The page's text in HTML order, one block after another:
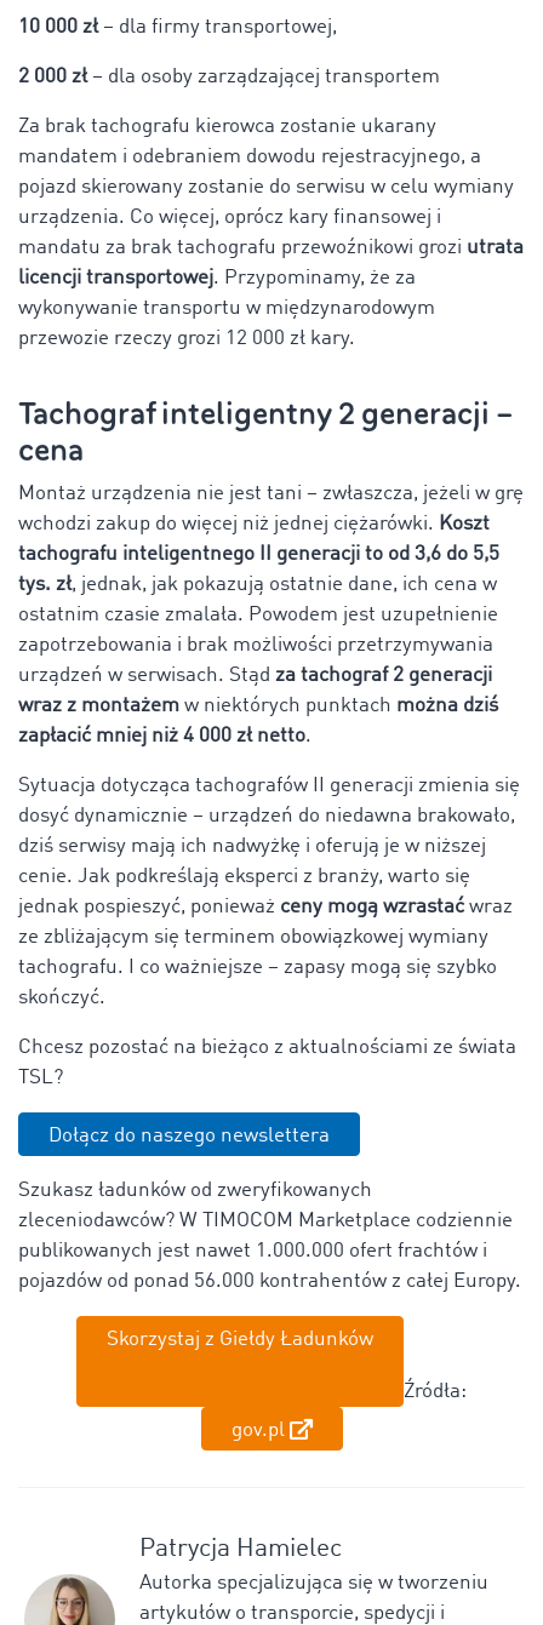
10 000 zł– dla firmy transportowej,
2 000 zł– dla osoby zarządzającej transportem
Za brak tachografu kierowca zostanie ukarany
mandatem i odebraniem dowodu rejestracyjnego, a
pojazd skierowany zostanie do serwisu w celu wymiany
urządzenia. Co więcej, oprócz kary finansowej i
mandatu za brak tachografu przewoźnikowi grozi utrata
licencji transportowej. Przypominamy, że za
wykonywanie transportu w międzynarodowym
przewozie rzeczy grozi 12 000 zł kary.
Tachograf inteligentny 2 generacji –
cena
Montaż urządzenia nie jest tani – zwłaszcza, jeżeli w grę
wchodzi zakup do więcej niż jednej ciężarówki. Koszt
tachografu inteligentnego II generacji to od 3,6 do 5,5
tys. zł, jednak, jak pokazują ostatnie dane, ich cena w
ostatnim czasie zmalała. Powodem jest uzupełnienie
zapotrzebowania i brak możliwości przetrzymywania
urządzeń w serwisach. Stąd za tachograf 2 generacji
wraz z montażem w niektórych punktach można dziś
zapłacić mniej niż 4 000 zł netto.
Sytuacja dotycząca tachografów II generacji zmienia się
dosyć dynamicznie – urządzeń do niedawna brakowało,
dziś serwisy mają ich nadwyżkę i oferują je w niższej
cenie. Jak podkreślają eksperci z branży, warto się
jednak pospieszyć, ponieważ ceny mogą wzrastaćwraz
ze zbliżającym się terminem obowiązkowej wymiany
tachografu. I co ważniejsze – zapasy mogą się szybko
skończyć.
Chcesz pozostać na bieżąco z aktualnościami ze świata
TSL?
Dołącz do naszego newslettera
Szukasz ładunków od zweryfikowanych
zleceniodawców? W TIMOCOM Marketplace codziennie
publikowanych jest nawet 1.000.000 ofert frachtów i
pojazdów od ponad 56.000 kontrahentów z całej Europy.
Skorzystaj z Giełdy Ładunków
Źródła:
gov.pl
Patrycja Hamielec
Autorka specjalizująca się w tworzeniu
artykułów o transporcie, spedycji i